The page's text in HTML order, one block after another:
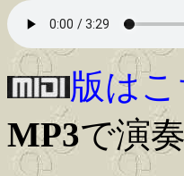
版はこ
MP3で演